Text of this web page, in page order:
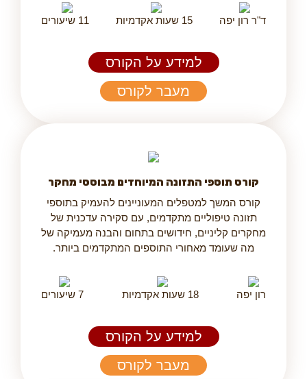
ד"ר רון יפה 15 שעות אקדמיות 11 שיעורים
למידע על הקורס
מעבר לקורס
קורס תוספי התזונה המיוחדים מבוססי מחקר
קורס המשך למטפלים המעוניינים להעמיק בתוספי
תזונה טיפוליים מתקדמים, עם סקירה עדכנית של
מחקרים קליניים, חידושים בתחום והבנה מעמיקה של
מה שעומד מאחורי התוספים המתקדמים ביותר.
רון יפה 18 שעות אקדמיות 7 שיעורים
למידע על הקורס
מעבר לקורס